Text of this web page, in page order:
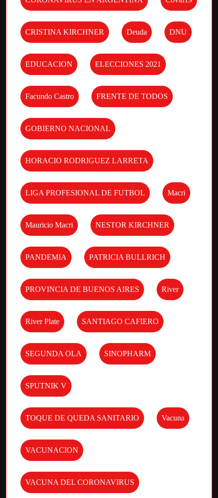
CRISTINA KIRCHNER Deuda DNU
EDUCACION ELECCIONES 2021
Facundo Castro FRENTE DE TODOS
GOBIERNO NACIONAL
HORACIO RODRIGUEZ LARRETA
LIGA PROFESIONAL DE FUTBOL Macri
Mauricio Macri NESTOR KIRCHNER
PANDEMIA PATRICIA BULLRICH
PROVINCIA DE BUENOS AIRES River
River Plate SANTIAGO CAFIERO
SEGUNDA OLA SINOPHARM
SPUTNIK V
TOQUE DE QUEDA SANITARIO Vacuna
VACUNACION
VACUNA DEL CORONAVIRUS